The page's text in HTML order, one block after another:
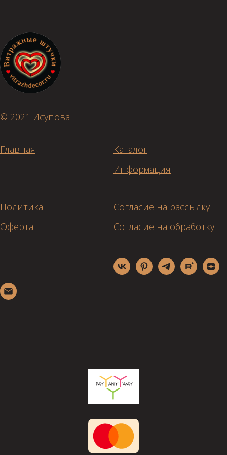
© 2021 Исупова
Главная
Каталог
Информация
Политика
Оферта
Согласие на рассылку
Согласие на обработку